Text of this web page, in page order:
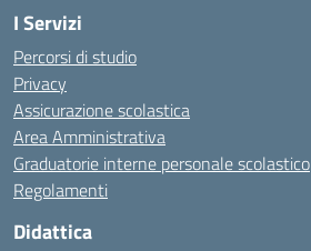
I Servizi
Percorsi di studio
Privacy
Assicurazione scolastica
Area Amministrativa
Graduatorie interne personale scolastico
Regolamenti
Didattica